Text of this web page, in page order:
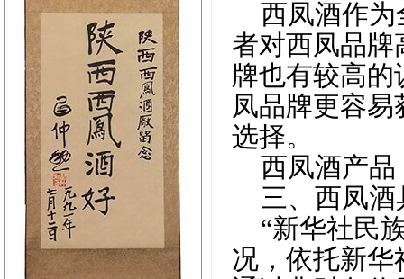
西凤酒作为
者对西凤品
牌也有较高
凤品牌更容
选择。
西凤酒产品
三、西凤酒
“新华社民
况，依托新